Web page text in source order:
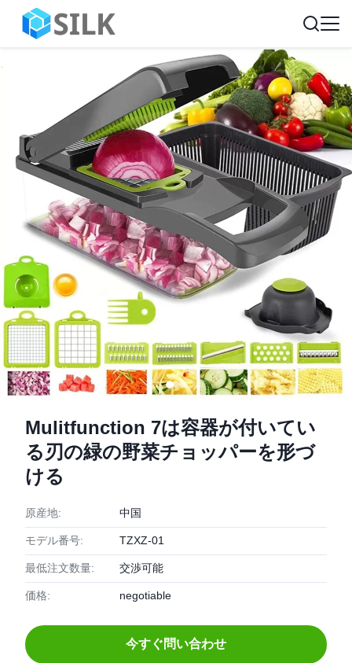
Mulitfunction 7は容器が付いてい
る刃の緑の野菜チョッパーを形づ
ける
原産地: 中国
モデル番号: TZXZ-01
最低注文数量: 交渉可能
価格: negotiable
今すぐ問い合わせ